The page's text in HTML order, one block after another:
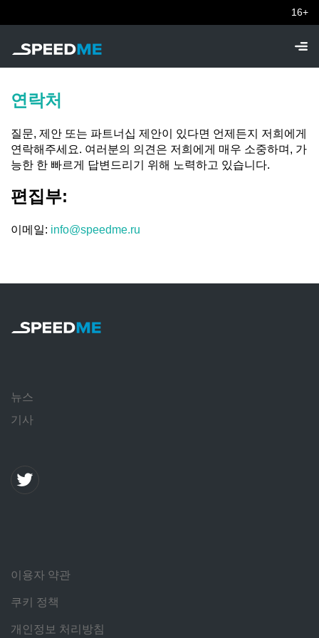
16+
연락처
질문, 제안 또는 파트너십 제안이 있다면 언제든지 저희에게
연락해주세요. 여러분의 의견은 저희에게 매우 소중하며, 가
능한 한 빠르게 답변드리기 위해 노력하고 있습니다.
편집부:
이메일: info@speedme.ru
뉴스
기사
이용자 약관
쿠키 정책
개인정보 처리방침